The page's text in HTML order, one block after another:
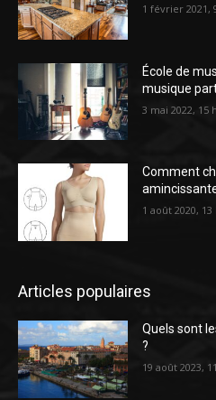
1 février 2021,
École de
musique
3 mai 2022, 15
Comment
1 août 2020,
Articles populaires
Quels sont
?
19 août 2023,